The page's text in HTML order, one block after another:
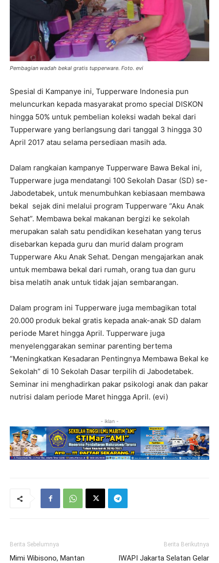
Pembagian wadah bekal gratis tupperware. Foto. evi
Spesial di Kampanye ini, Tupperware Indonesia pun
meluncurkan kepada masyarakat promo special DISKON
hingga 50% untuk pembelian koleksi wadah bekal dari
Tupperware yang berlangsung dari tanggal 3 hingga 30
April 2017 atau selama persediaan masih ada.
Dalam rangkaian kampanye Tupperware Bawa Bekal ini,
Tupperware juga mendatangi 100 Sekolah Dasar (SD) se-
Jabodetabek, untuk menumbuhkan kebiasaan membawa
bekal sejak dini melalui program Tupperware “Aku Anak
Sehat”. Membawa bekal makanan bergizi ke sekolah
merupakan salah satu pendidikan kesehatan yang terus
disebarkan kepada guru dan murid dalam program
Tupperware Aku Anak Sehat. Dengan mengajarkan anak
untuk membawa bekal dari rumah, orang tua dan guru
bisa melatih anak untuk tidak jajan sembarangan.
Dalam program ini Tupperware juga membagikan total
20.000 produk bekal gratis kepada anak-anak SD dalam
periode Maret hingga April. Tupperware juga
menyelenggarakan seminar parenting bertema
“Meningkatkan Kesadaran Pentingnya Membawa Bekal ke
Sekolah” di 10 Sekolah Dasar terpilih di Jabodetabek.
Seminar ini menghadirkan pakar psikologi anak dan pakar
nutrisi dalam periode Maret hingga April. (evi)
- iklan -
Berita Sebelumnya
Mimi Wibisono, Mantan
Berita Berikutnya
IWAPI Jakarta Selatan Gelar